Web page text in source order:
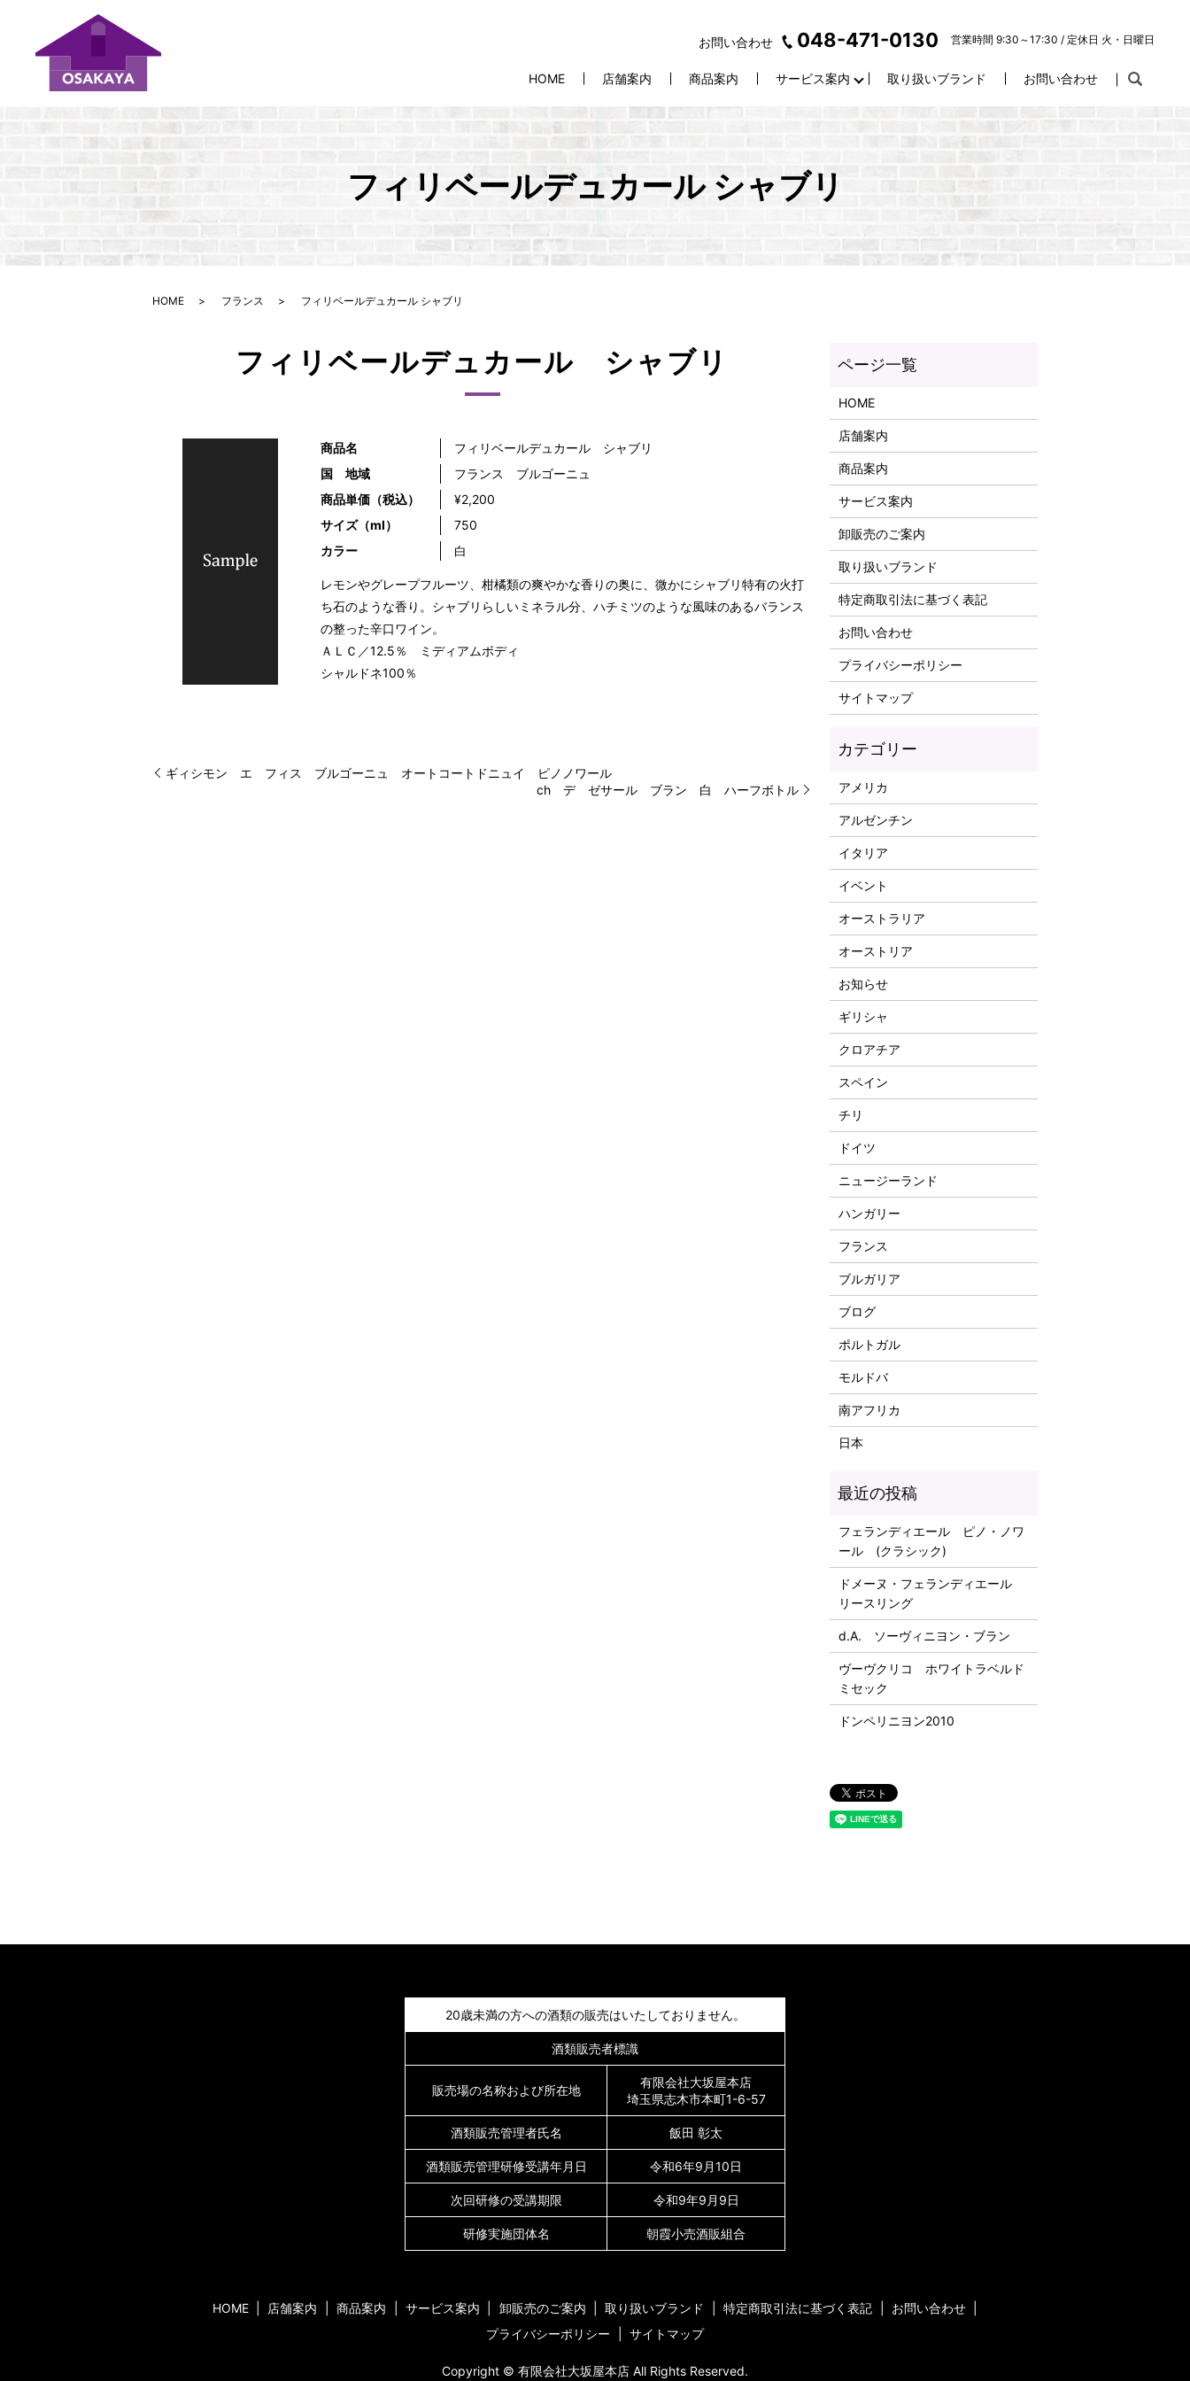
お問い合わせ 048-471-0130 営業時間 9:30～17:30 / 定休日 火・日曜日
HOME 店舗案内 商品案内 サービス案内 取り扱いブランド お問い合わせ
フィリベールデュカール シャブリ
HOME フランス フィリベールデュカール シャブリ
フィリベールデュカール シャブリ
商品名
フィリベールデュカール シャブリ
国 地域
フランス ブルゴーニュ
商品単価（税込）
¥2,200
サイズ（ml）
750
カラー
白
レモンやグレープフルーツ、柑橘類の爽やかな香りの奥に、微かにシャブリ特有の火打
ち石のような香り。シャブリらしいミネラル分、ハチミツのような風味のあるバランス
の整った辛口ワイン。
ＡＬＣ／12.5％ ミディアムボディ
シャルドネ100％
ギィシモン エ フィス ブルゴーニュ オートコートドニュイ ピノノワール
ch デ ゼサール ブラン 白 ハーフボトル
HOME
店舗案内
商品案内
サービス案内
卸販売のご案内
取り扱いブランド
特定商取引法に基づく表記
お問い合わせ
プライバシーポリシー
サイトマップ
アメリカ
アルゼンチン
イタリア
イベント
オーストラリア
オーストリア
お知らせ
ギリシャ
クロアチア
スペイン
チリ
ドイツ
ニュージーランド
ハンガリー
フランス
ブルガリア
ブログ
ポルトガル
モルドバ
南アフリカ
日本
フェランディエール ピノ・ノワ
ール (クラシック)
ドメーヌ・フェランディエール
リースリング
d.A. ソーヴィニヨン・ブラン
ヴーヴクリコ ホワイトラベルド
ミセック
ドンペリニヨン2010
20歳未満の方への酒類の販売はいたしておりません。
酒類販売者標識
販売場の名称および所在地
有限会社大坂屋本店
埼玉県志木市本町1-6-57
酒類販売管理者氏名 飯田 彰太
酒類販売管理研修受講年月日 令和6年9月10日
次回研修の受講期限 令和9年9月9日
研修実施団体名 朝霞小売酒販組合
HOME 店舗案内 商品案内 サービス案内 卸販売のご案内 取り扱いブランド 特定商取引法に基づく表記
お問い合わせ
プライバシーポリシー
サイトマップ
Copyright © 有限会社大坂屋本店 All Rights Reserved.